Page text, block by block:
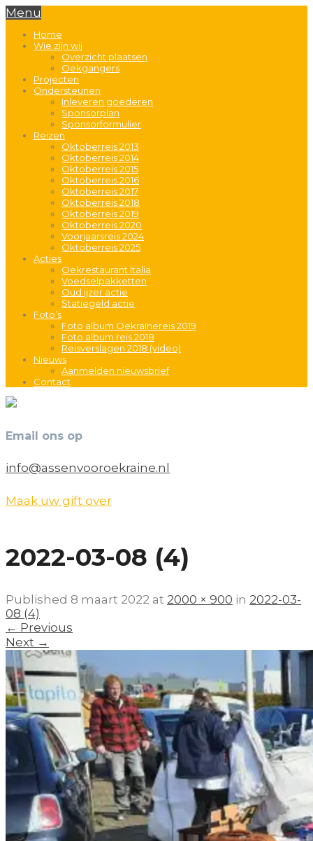
Menu
Home
Wie zijn wij
Overzicht plaatsen
Oekgangers
Projecten
Ondersteunen
Inleveren goederen
Sponsorplan
Sponsorformulier
Reizen
Oktoberreis 2013
Oktoberreis 2014
Oktoberreis 2015
Oktoberreis 2016
Oktoberreis 2017
Oktoberreis 2018
Oktoberreis 2019
Oktoberreis 2020
Voorjaarsreis 2024
Oktoberreis 2025
Acties
Oekrestaurant Italia
Voedselpakketten
Oud ijzer actie
Statiegeld actie
Foto’s
Foto album Oekraïnereis 2019
Foto album reis 2018
Reisverslagen 2018 (video)
Nieuws
Aanmelden nieuwsbrief
Contact
Email ons op
info@assenvooroekraine.nl
Maak uw gift over
2022-03-08 (4)
Published 8 maart 2022 at 2000 × 900 in 2022-03-
08 (4)
← Previous
Next →